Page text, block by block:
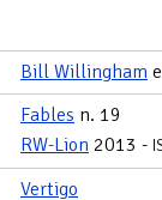
Bill Willingham
Fables n. 19
RW-Lion 2013 -
Vertigo